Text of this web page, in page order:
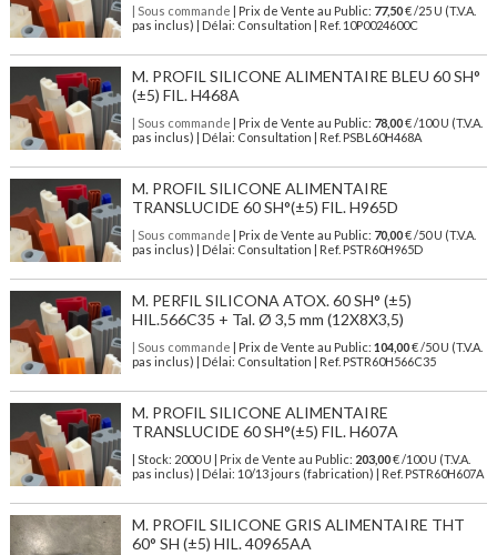
| Sous commande | Prix de Vente au Public: 77,50€ /25 U (T.V.A.
pas inclus) | Délai: Consultation | Ref. 10P0024600C
M. PROFIL SILICONE ALIMENTAIRE BLEU 60 SH°
(±5) FIL. H468A
| Sous commande | Prix de Vente au Public: 78,00€ /100 U (T.V.A.
pas inclus) | Délai: Consultation | Ref. PSBL60H468A
M. PROFIL SILICONE ALIMENTAIRE
TRANSLUCIDE 60 SH°(±5) FIL. H965D
| Sous commande | Prix de Vente au Public: 70,00€ /50 U (T.V.A.
pas inclus) | Délai: Consultation | Ref. PSTR60H965D
M. PERFIL SILICONA ATOX. 60 SH° (±5)
HIL.566C35 + Tal. Ø 3,5 mm (12X8X3,5)
| Sous commande | Prix de Vente au Public: 104,00€ /50 U (T.V.A.
pas inclus) | Délai: Consultation | Ref. PSTR60H566C35
M. PROFIL SILICONE ALIMENTAIRE
TRANSLUCIDE 60 SH°(±5) FIL. H607A
| Stock: 2000 U | Prix de Vente au Public: 203,00€/100 U (T.V.A.
pas inclus)
| Délai: 10/13 jours (fabrication) | Ref. PSTR60H607A
M. PROFIL SILICONE GRIS ALIMENTAIRE THT
60° SH (±5) HIL. 40965AA